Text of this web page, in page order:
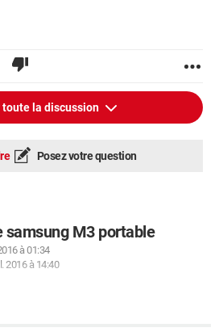
la discussion
Posez votre question
samsung M3 portable
à 01:34
2016 à 14:40